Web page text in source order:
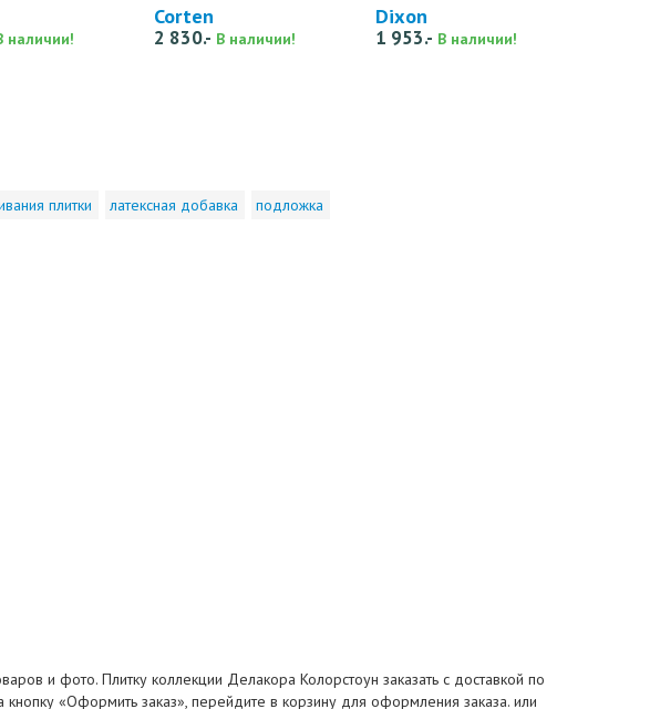
наличии!
Corten
2 830.- В наличии!
Dixon
1 953.- В наличии!
плитки латексная добавка подложка
и фото. Плитку коллекции Делакора Колорстоун заказать с доставкой по
кнопку «Оформить заказ», перейдите в корзину для оформления заказа. или